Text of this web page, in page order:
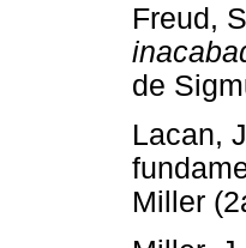
Freud,
de
Lacan,
Miller